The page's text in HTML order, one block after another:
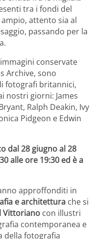
tra i fondi del
attento sia al
passando per la
conservate
Archive, sono
fotografi britannici,
nostri giorni: James
Ralph Deakin, Ivy
Pidgeon e Edwin
dal 28 giugno al 28
alle ore 19:30 ed è a
approffonditi in
e architettura che si
Vittoriano con illustri
contemporanea e
della fotografia